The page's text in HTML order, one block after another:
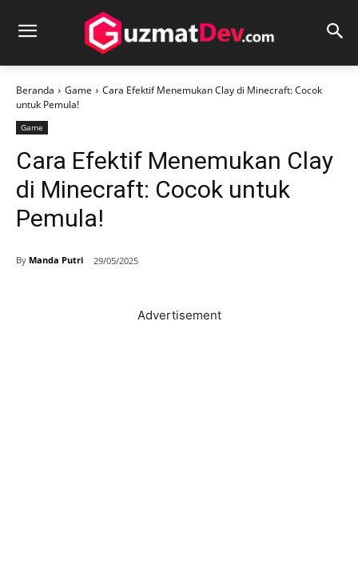
Beranda Game
Cara Efektif Menemukan Clay di Minecraft: Cocok
untuk Pemula!
Game
Cara Efektif Menemukan Clay
di Minecraft: Cocok untuk
Pemula!
By Manda Putri 29/05/2025
Advertisement